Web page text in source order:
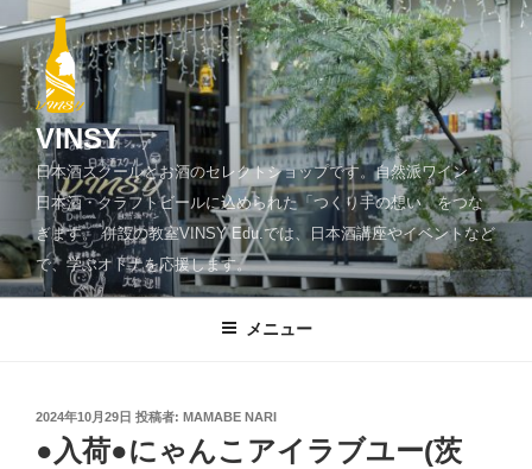
ン
ツ
へ
ッ
プ
VINSY
日本酒スクールとお酒のセレクトショップです。自然派ワイン・
日本酒・クラフトビールに込められた「つくり手の想い」をつな
ぎます。 併設の教室VINSY Edu.では、日本酒講座やイベントなど
で、学ぶオトナを応援します。
メニュー
投
日:
2024年10月29日 投稿者: MAMABE NARI
●入荷●にゃんこアイラブユー(茨